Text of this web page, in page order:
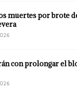
muertes por brote
con prolongar el